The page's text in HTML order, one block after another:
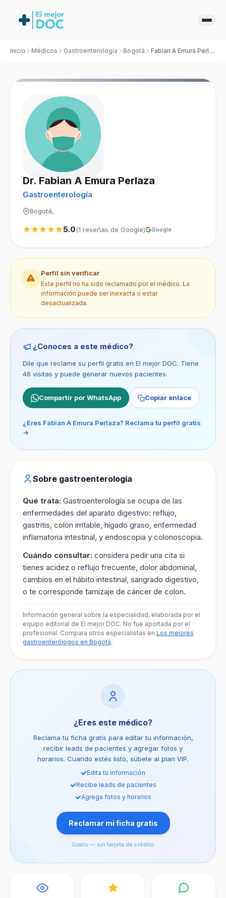
Inicio Médicos Gastroenterología Bogotá Fabian A Emura Perlaza
Dr. Fabian A Emura Perlaza
Gastroenterología
Bogotá,
5.0(1 reseñas de Google) Google
Perfil sin verificar
Este perfil no ha sido reclamado por el médico. La
información puede ser inexacta o estar
desactualizada.
¿Conoces a este médico?
Dile que reclame su perfil gratis en El mejor DOC. Tiene
46 visitas y puede generar nuevos pacientes.
Compartir por WhatsApp Copiar enlace
¿Eres Fabian A Emura Perlaza? Reclama tu perfil gratis
→
Sobre gastroenterología
Qué trata: Gastroenterología se ocupa de las
enfermedades del aparato digestivo: reflujo,
gastritis, colon irritable, hígado graso, enfermedad
inflamatoria intestinal, y endoscopia y colonoscopia.
Cuándo consultar: considera pedir una cita si
tienes acidez o reflujo frecuente, dolor abdominal,
cambios en el hábito intestinal, sangrado digestivo,
o te corresponde tamizaje de cáncer de colon.
Información general sobre la especialidad, elaborada por el
equipo editorial de El mejor DOC. No fue aportada por el
profesional. Compara otros especialistas en Los mejores
gastroenterólogos en Bogotá.
¿Eres este médico?
Reclama tu ficha gratis para editar tu información,
recibir leads de pacientes y agregar fotos y
horarios. Cuando estés listo, súbete al plan VIP.
Edita tu información
Recibe leads de pacientes
Agrega fotos y horarios
Reclamar mi ficha gratis
Gratis — sin tarjeta de crédito